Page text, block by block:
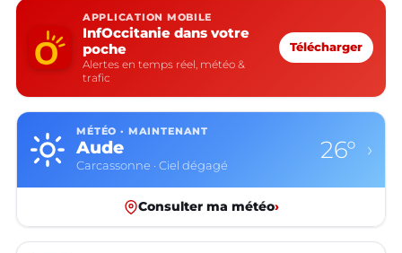
APPLICATION MOBILE
InfOccitanie dans votre
poche
Alertes en temps réel, météo &
trafic
Télécharger
MÉTÉO · MAINTENANT
Aude
Carcassonne · Ciel dégagé
26° ›
Consulter ma météo›